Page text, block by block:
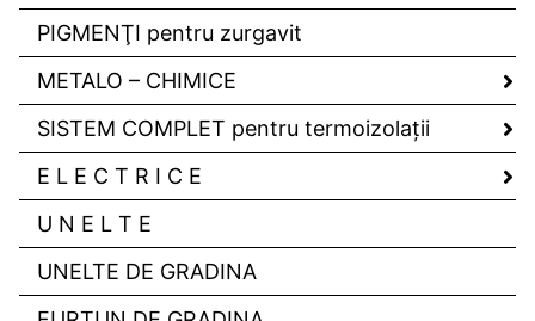
PIGMENŢI pentru zurgavit
METALO – CHIMICE
SISTEM COMPLET pentru termoizolaţii
E L E C T R I C E
U N E L T E
UNELTE DE GRADINA